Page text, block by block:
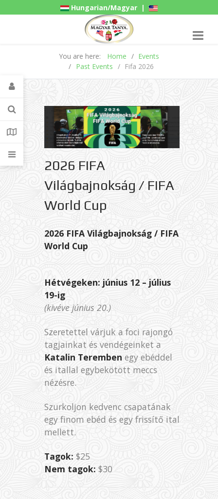
Hungarian/Magyar |
American/English
You are here: Home
Events
Past Events
Fifa 2026
2026 FIFA
Világbajnokság / FIFA
World Cup
2026 FIFA Világbajnokság / FIFA
World Cup
Hétvégeken: június 12 – július
19-ig
(kivéve június 20.)
Szeretettel várjuk a foci rajongó
tagjainkat és vendégeinket a
Katalin Teremben egy ebéddel
és itallal egybekötött meccs
nézésre.
Szurkoljon kedvenc csapatának
egy finom ebéd és egy frissítő ital
mellett.
Tagok: $25
Nem tagok: $30